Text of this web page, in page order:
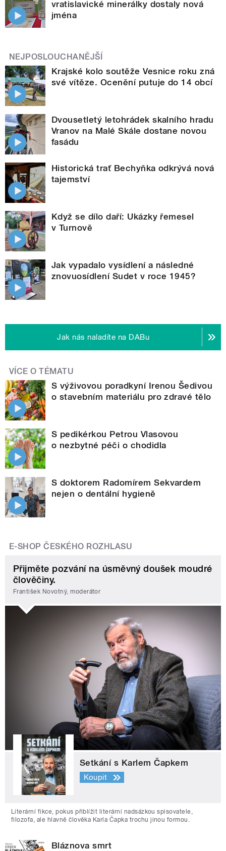
vratislavické minerálky dostaly nová
jména
NEJPOSLOUCHANĚJŠÍ
Krajské kolo soutěže Vesnice roku zná
své vítěze. Ocenění putuje do 14 obcí
Dvousetletý letohrádek skalního hradu
Vranov na Malé Skále dostane novou
fasádu
Historická trať Bechyňka odkrývá nová
tajemství
Když se dílo daří: Ukázky řemesel
v Turnově
Jak vypadalo vysídlení a následné
znovuosídlení Sudet v roce 1945?
Jak nás naladíte na DABu
VÍCE O TÉMATU
S výživovou poradkyní Irenou Šedivou
o stavebním materiálu pro zdravé tělo
S pedikérkou Petrou Vlasovou
o nezbytné péči o chodidla
S doktorem Radomírem Sekvardem
nejen o dentální hygieně
E-SHOP ČESKÉHO ROZHLASU
Přijměte pozvání na úsměvný doušek moudré
člověčiny.
František Novotný, moderátor
Setkání s Karlem Čapkem
Koupit
Literární fikce, pokus přiblížit literární nadsázkou spisovatele,
filozofa, ale hlavně člověka Karla Čapka trochu jinou formou.
Bláznova smrt